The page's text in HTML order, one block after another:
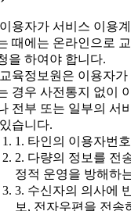
용자가 서비스 이용
때에는 온라인으로
을 하여야 합니다.
육정보원은 이용자가
경우 사전통지 없이
전부 또는 일부의 서
습니다.
1. 타인의 이용자번
2. 다량의 정보를 전
정적 운영을 방해하
3. 수신자의 의사에
보, 전자우편을 전송